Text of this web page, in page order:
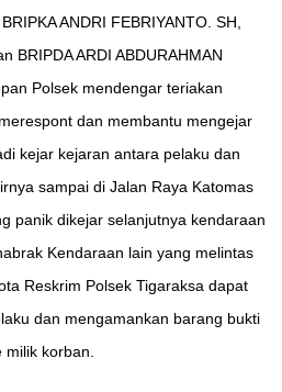
ANDRI FEBRIYANTO. SH,
BRIPDA ARDI ABDURAHMAN
Polsek mendengar teriakan
dan membantu mengejar
kejar kejaran antara pelaku dan
sampai di Jalan Raya Katomas
panik dikejar selanjutnya kendaraan
Kendaraan lain yang melintas
Reskrim Polsek Tigaraksa dapat
dan mengamankan barang bukti
milik korban.